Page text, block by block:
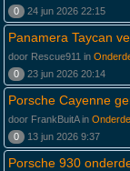
0
24 jun 2026 22:15
Panamera Taycan
door Rescue911 in
0
23 jun 2026 20:14
Porsche Cayenne
door FrankBuitA in
0
13 jun 2026 9:37
Porsche 930